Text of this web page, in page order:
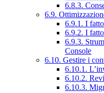
6.8.3.
6.9.
6.9.1. I
6.9.2. I
6.9.3.
Console
6.10. Gestire i
6.10.1.
6.10.2.
6.10.3.